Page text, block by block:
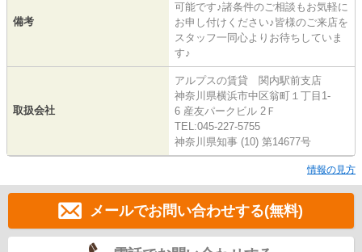
備考
可能です♪諸条件のご相談もお気軽に
お申し付けください♪皆様のご来店を
スタッフ一同心よりお待ちしていま
す♪
取扱会社
アルプスの賃貸 関内駅前支店
神奈川県横浜市中区翁町１丁目1-
6 産友パークビル 2Ｆ
TEL:045-227-5755
神奈川県知事 (10) 第14677号
情報の見方
メールでお問い合わせする(無料)